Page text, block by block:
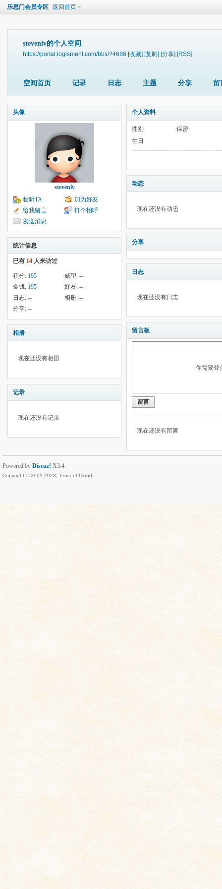
乐思门会员专区 返回首页
stevenlv的个人空间
https://portal.logisment.com/bbs/?4686 [收藏] [复制] [分享] [RSS]
空间首页 记录 日志 主题 分享 留
头像
stevenlv
收听TA
加为好友
给我留言
打个招呼
发送消息
统计信息
已有 14 人来访过
积分: 195 威望: --
金钱: 195 好友: --
日志: -- 相册: --
分享: --
相册
现在还没有相册
记录
现在还没有记录
个人资料
性别
保密
生日
动态
现在还没有动态
分享
日志
现在还没有日志
留言板
你需要登
留言
现在还没有留言
Powered by Discuz! X3.4
Copyright © 2001-2023, Tencent Cloud.